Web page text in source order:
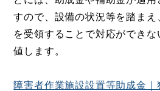
すので、設備の状況等を踏ま
を受領することで対応ができ
値します。
障害者作業施設設置等助成金